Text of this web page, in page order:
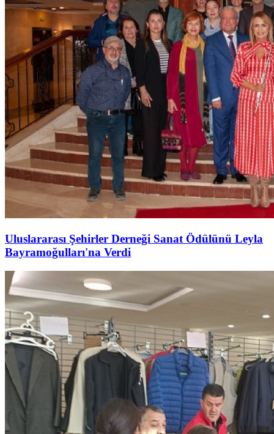
Uluslararası Şehirler Derneği Sanat Ödülünü Leyla
Bayramoğulları'na Verdi